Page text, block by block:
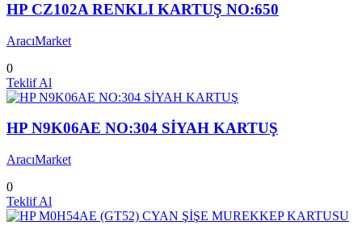
HP CZ102A RENKLI KARTUŞ NO:650
AracıMarket
0
Teklif Al
HP N9K06AE NO:304 SİYAH KARTUŞ
AracıMarket
0
Teklif Al